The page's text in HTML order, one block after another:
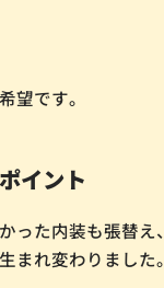
望です。
イント
った内装も張替え、
まれ変わりました。